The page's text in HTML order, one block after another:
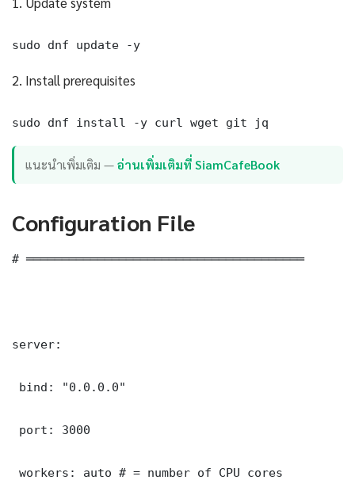
sudo dnf update -y
2. Install prerequisites
sudo dnf install -y curl wget git jq
แนะนำเพิ่มเติม —อ่านเพิ่มเติมที่ SiamCafeBook
Configuration File
# ═══════════════════════════════════════
server:
bind: "0.0.0.0"
port: 3000
workers: auto # = number of CPU cores